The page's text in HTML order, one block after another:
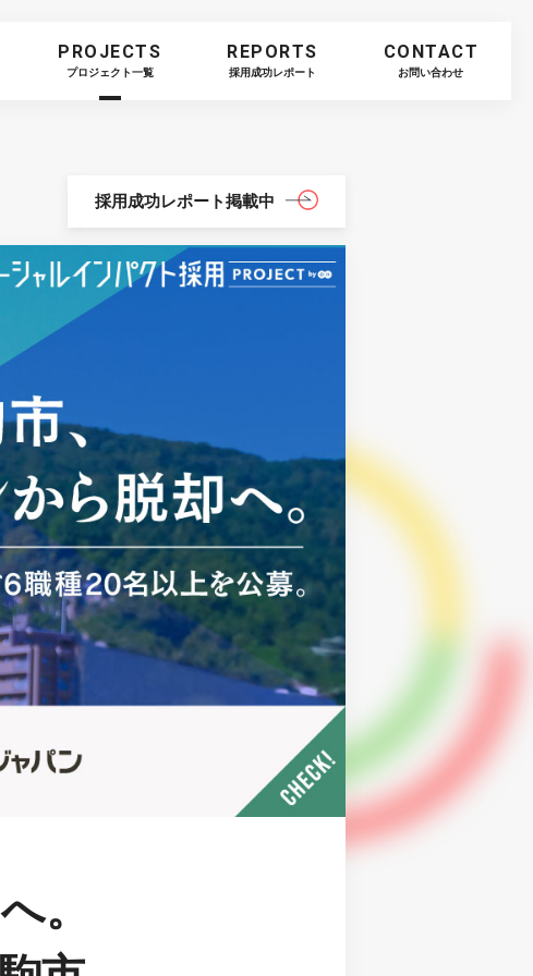
PROJECTS
プロジェクト一覧
REPORTS
採用成功レポート
CONTACT
お問い合わせ
採用成功レポート掲載中
。